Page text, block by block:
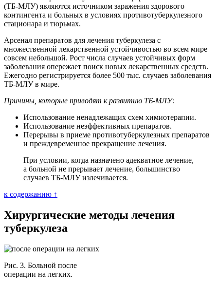
(ТБ-МЛУ) являются источником заражения здорового
контингента и больных в условиях противотуберкулезного
стационара и тюрьмах.
Арсенал препаратов для лечения туберкулеза с
множественной лекарственной устойчивостью во всем мире
совсем небольшой. Рост числа случаев устойчивых форм
заболевания опережает поиск новых лекарственных средств.
Ежегодно регистрируется более 500 тыс. случаев заболевания
ТБ-МЛУ в мире.
Причины, которые приводят к развитию ТБ-МЛУ:
Использование ненадлежащих схем химиотерапии.
Использование неэффективных препаратов.
Перерывы в приеме противотуберкулезных препаратов
и преждевременное прекращение лечения.
При условии, когда назначено адекватное лечение,
а больной не прерывает лечение, большинство
случаев ТБ-МЛУ излечивается.
к содержанию ↑
Хирургические методы лечения
туберкулеза
Рис. 3. Больной после
операции на легких.